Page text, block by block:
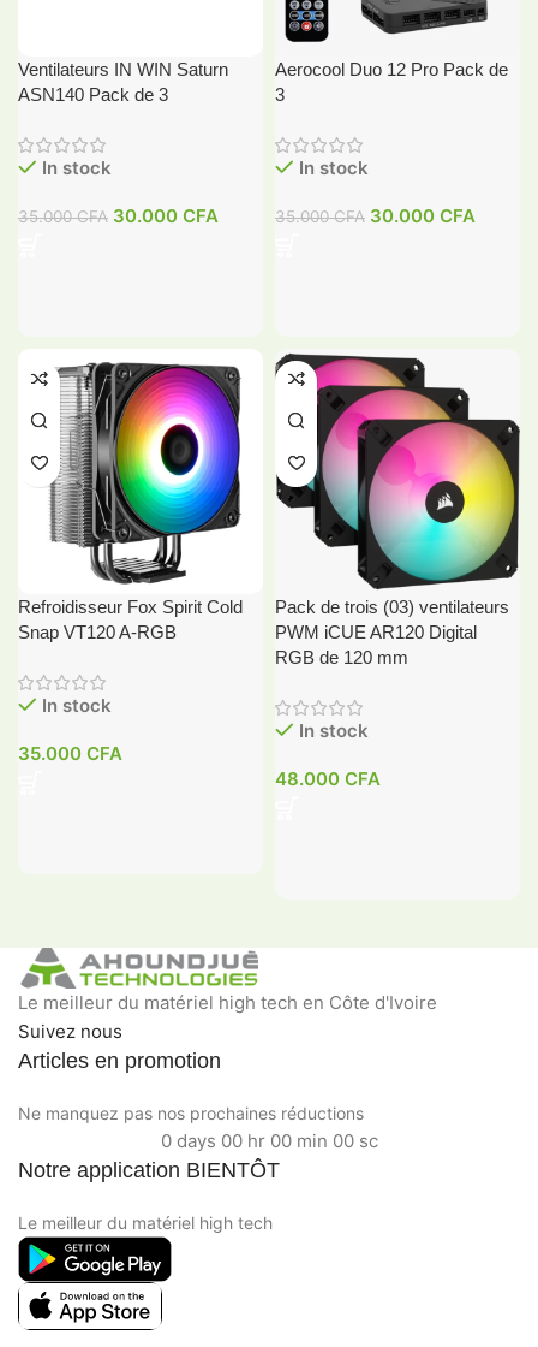
Ventilateurs IN WIN Saturn
ASN140 Pack de 3
In stock
35.000CFA 30.000 CFA
Aerocool Duo 12 Pro Pack de
3
In stock
35.000CFA 30.000 CFA
Refroidisseur Fox Spirit Cold
Snap VT120 A-RGB
In stock
35.000 CFA
Pack de trois (03) ventilateurs
PWM iCUE AR120 Digital
RGB de 120 mm
In stock
48.000 CFA
Le meilleur du matériel high tech en Côte d'Ivoire
Suivez nous
Articles en promotion
Ne manquez pas nos prochaines réductions
0 days 00 hr 00 min 00 sc
Notre application BIENTÔT
Le meilleur du matériel high tech